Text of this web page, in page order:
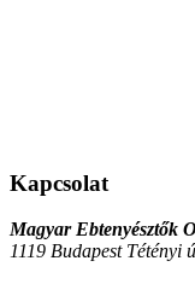
Kapcsolat
Magyar Ebtenyésztők
1119 Budapest Tétényi